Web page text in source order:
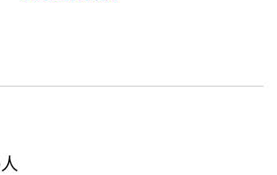
雙方合意，依網路售價計費（含稅
方除提供住宿外，尚包括（依預訂專
人